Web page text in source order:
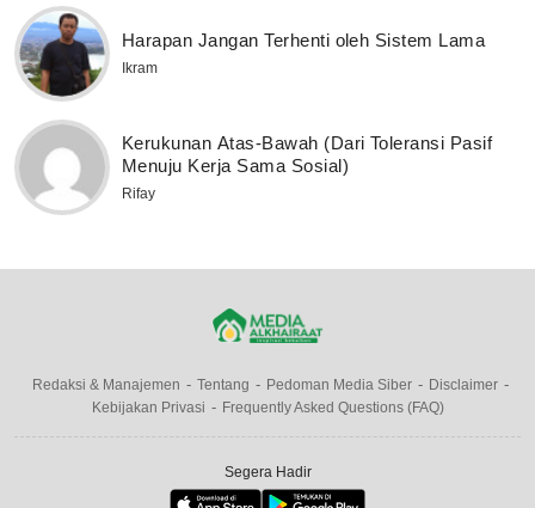
Harapan Jangan Terhenti oleh Sistem Lama
Ikram
Kerukunan Atas-Bawah (Dari Toleransi Pasif
Menuju Kerja Sama Sosial)
Rifay
Redaksi & Manajemen Tentang Pedoman Media Siber
Disclaimer
Kebijakan Privasi
Frequently Asked Questions (FAQ)
Segera Hadir